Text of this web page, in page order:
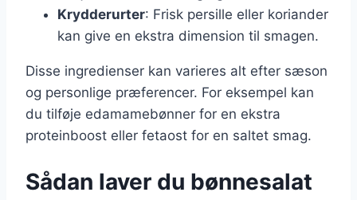
Krydderurter: Frisk persille eller koriander
kan give en ekstra dimension til smagen.
Disse ingredienser kan varieres alt efter sæson
og personlige præferencer. For eksempel kan
du tilføje edamamebønner for en ekstra
proteinboost eller fetaost for en saltet smag.
Sådan laver du bønnesalat